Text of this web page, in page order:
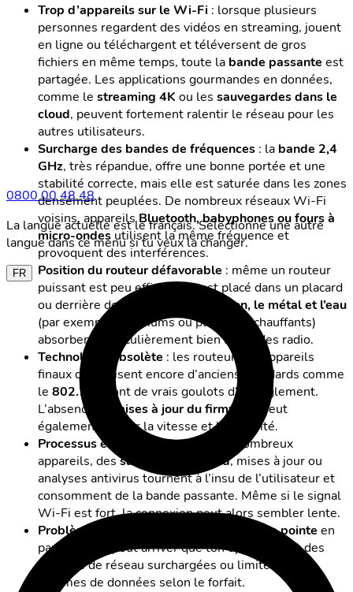
0800 00 48 48
La langue actuelle est le français. Sélectionne une autre
langue dans ce menu si tu veux la changer.
FR
Trop d’appareils sur le Wi-Fi : lorsque plusieurs
personnes regardent des vidéos en streaming, jouent
en ligne ou téléchargent et téléversent de gros
fichiers en même temps, toute la bande passante est
partagée. Les applications gourmandes en données,
comme le streaming 4K ou les sauvegardes dans le
cloud, peuvent fortement ralentir le réseau pour les
autres utilisateurs.
Surcharge des bandes de fréquences : la bande 2,4
GHz, très répandue, offre une bonne portée et une
stabilité correcte, mais elle est saturée dans les zones
densément peuplées. De nombreux réseaux Wi-Fi
voisins, appareilsBluetooth, babyphones ou fours à
micro-ondes utilisent la même fréquence et
provoquent des interférences.
Position du routeur défavorable : même un routeur
puissant est peu efficace s’il est placé dans un placard
ou derrière des murs épais. Le
béton, le métal et l’eau
(par exemple aquariums ou planchers chauffants)
absorbent particulièrement bien les ondes radio.
Technologie obsolète : les routeurs ou appareils
finaux qui utilisent encore d’anciens standards comme
le 802.11g
sont de vrais goulots d’étranglement.
L’absence de
mises à jour du firmware
peut
également limiter la vitesse et la sécurité.
Processus en arrière-plan: sur de nombreux
appareils, dessauvegardes cloud, mises à jour ou
analyses antivirus tournent à l’insu de l’utilisateur et
consomment de la bande passante. Même si le signal
Wi-Fi est fort, la connexion peut alors sembler lente.
Problèmes du fournisseur
heures de pointe en
particulier, il peut arriver que ton opérateur ait des
sections de réseau surchargées ou limite certains
volumes de données selon le forfait.